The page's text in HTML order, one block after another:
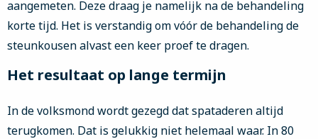
aangemeten. Deze draag je namelijk na de behandeling
korte tijd. Het is verstandig om vóór de behandeling de
steunkousen alvast een keer proef te dragen.
Het resultaat op lange termijn
In de volksmond wordt gezegd dat spataderen altijd
terugkomen. Dat is gelukkig niet helemaal waar. In 80